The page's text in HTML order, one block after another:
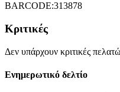
BARCODE:313878
Κριτικές
Δεν υπάρχουν κριτικές
Ενημερωτικό δελτίο